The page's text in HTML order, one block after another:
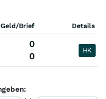
Geld/Brief Details
0
0
HK